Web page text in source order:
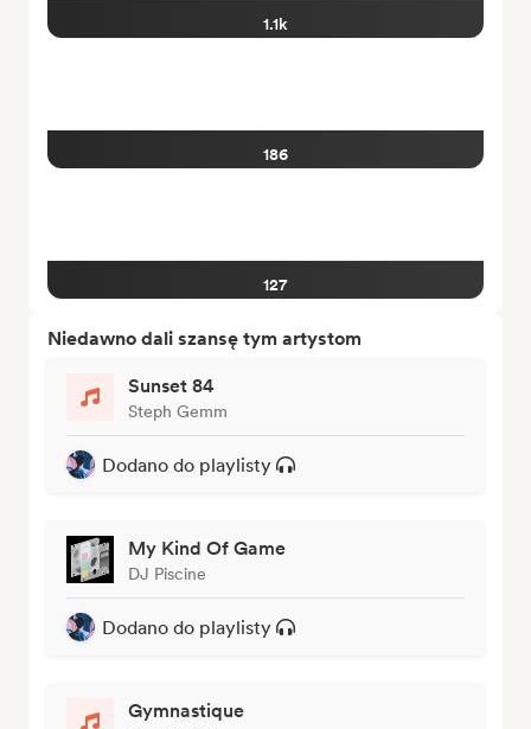
1.1k
186
127
Niedawno dali szansę tym artystom
Sunset 84
Steph Gemm
Dodano do playlisty
My Kind Of Game
DJ Piscine
Dodano do playlisty
Gymnastique